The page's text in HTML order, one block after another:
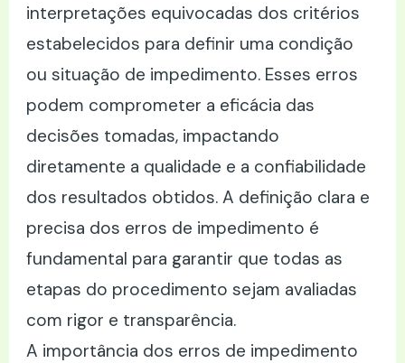
interpretações equivocadas dos critérios
estabelecidos para definir uma condição
ou situação de impedimento. Esses erros
podem comprometer a eficácia das
decisões tomadas, impactando
diretamente a qualidade e a confiabilidade
dos resultados obtidos. A definição clara e
precisa dos erros de impedimento é
fundamental para garantir que todas as
etapas do procedimento sejam avaliadas
com rigor e transparência.
A importância dos erros de impedimento